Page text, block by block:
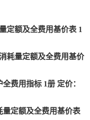
定额及全费用基价表 1
耗量定额及全费用基价
费用指标 1册 定价：
量定额及全费用基价表